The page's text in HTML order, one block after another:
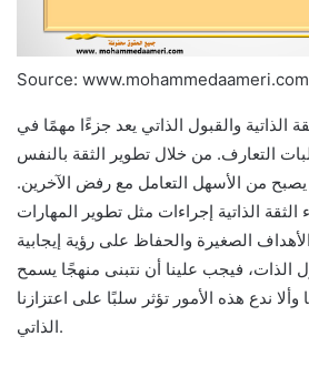
Source: www.mohammedaameri.com
الذاتية والقبول الذاتي يعد جزءًا مهمًا في
التعارف. من خلال تطوير الثقة بالنفس
يصبح من الأسهل التعامل مع رفض الآخرين.
الذاتية إجراءات مثل تطوير المهارات
الصغيرة والحفاظ على رؤية إيجابية
الذات، فيجب علينا أن نتبنى منهجًا يسمح
وألا ندع هذه الأمور تؤثر سلبًا على اعتزازنا
الذاتي.